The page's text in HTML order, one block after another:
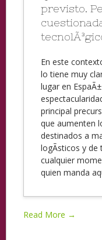
previsto.
En este
lo tiene muy
lugar en
principal
que aumenten
destinados a
logÃ­sticos y de
cualquier
quien manda
Read More →